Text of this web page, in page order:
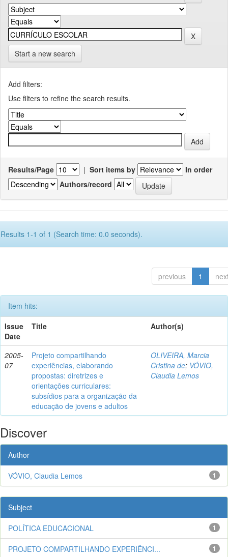
Start a new search
Add filters:
Use filters to refine the search results.
Results/Page | Sort items by
In order
Authors/record
Results 1-1 of 1 (Search time: 0.0 seconds).
previous 1
Item hits:
Issue
Date
Title Author(s)
2005-
07
Projeto compartilhando
experiências, elaborando
propostas: diretrizes e
orientações curriculares:
subsídios para a organização da
educação de jovens e adultos
OLIVEIRA, Marcia
Cristina de; VÓVIO,
Claudia Lemos
Discover
Author
1
VÓVIO, Claudia Lemos
Subject
1
POLÍTICA EDUCACIONAL
1
PROJETO COMPARTILHANDO EXPERIÊNCI...